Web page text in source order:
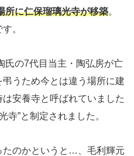
所に仁保瑠璃光寺が移築。
す。
氏の7代目当主・陶弘房が亡
うため今とは違う場所に建
安養寺と呼ばれていました
寺”と制定されました。
たのかというと…、毛利輝元